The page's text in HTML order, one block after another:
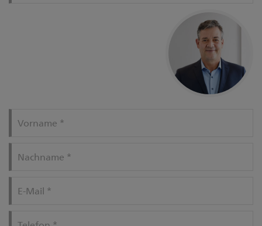
Vorname *
Nachname *
E-Mail *